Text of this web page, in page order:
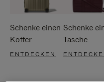
Schenke einen
Koffer
ENTDECKEN
Schenke
Tasche